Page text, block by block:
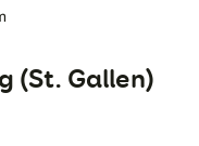
(St. Gallen)